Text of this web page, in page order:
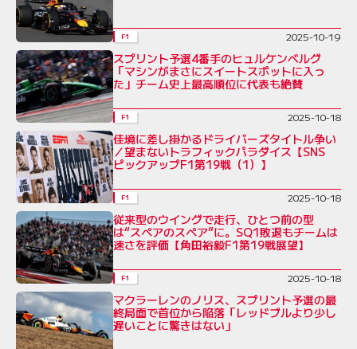
F1 2025-10-19
スプリント予選4番手のヒュルケンベルグ
「マシンがまさにスイートスポットに入っ
た」チーム史上最高順位に代表も絶賛
F1 2025-10-18
佳境に差し掛かるドライバーズタイトル争い
／望まないトラフィックパラダイス【SNS
ピックアップF1第19戦（1）】
F1 2025-10-18
従来型のウイングで走行、ひとつ前の型
は“スペアのスペア”に。SQ1敗退もチームは
速さを評価【角田裕毅F1第19戦展望】
F1 2025-10-18
マクラーレンのノリス、スプリント予選の最
終局面で首位から陥落「レッドブルより少し
遅いことに驚きはない」